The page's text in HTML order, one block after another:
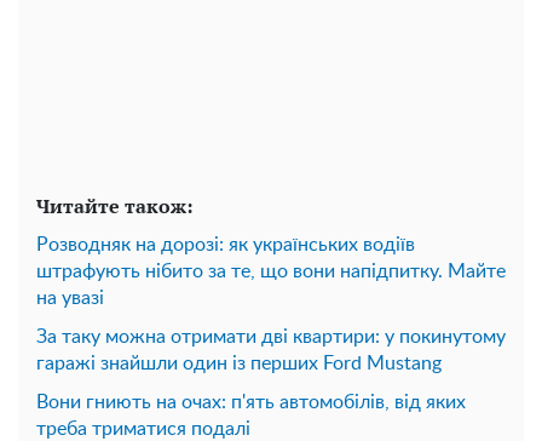
Читайте також:
Розводняк на дорозі: як українських водіїв
штрафують нібито за те, що вони напідпитку. Майте
на увазі
За таку можна отримати дві квартири: у покинутому
гаражі знайшли один із перших Ford Mustang
Вони гниють на очах: ​​п'ять автомобілів, від яких
треба триматися подалі